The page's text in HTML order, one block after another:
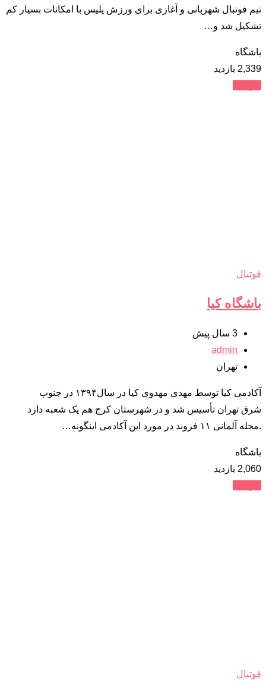
تیم فوتبال شهربانی و آغازی برای ورزش پلیس با امکانات بسیار کم
تشکیل شد و…
باشگاه
2,339 بازدید
فوتبال
باشگاه کیا
3 سال پیش
admin
تهران
آکادمی کیا توسط مهدی مهدوی کیا در سال۱۳۹۴ در جنوب
شرق تهران تأسیس شد و در شهرستان کرج هم یک شعبه دارد
.مجله آلمانی ۱۱ فروند در مورد این آکادمی اینگونه…
باشگاه
2,060 بازدید
فوتبال